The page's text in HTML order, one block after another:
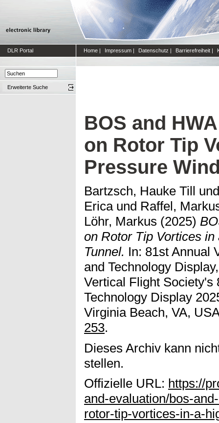
DLR Portal Home | Impressum | Datenschutz | Barrierefreiheit |
Erweiterte Suche
BOS and
on Rotor Tip
Pressure
Bartzsch, Hauke Till
Ericaund Raffel,
Löhr, Markus (2025)
on Rotor Tip Vortices
Tunnel. In: 81st Annual
and Technology
Vertical Flight Society's
Technology Display
Virginia Beach, VA,
253.
Dieses Archiv kann
stellen.
Offizielle URL: https://
and-evaluation/bos-
rotor-tip-vortices-in-a-